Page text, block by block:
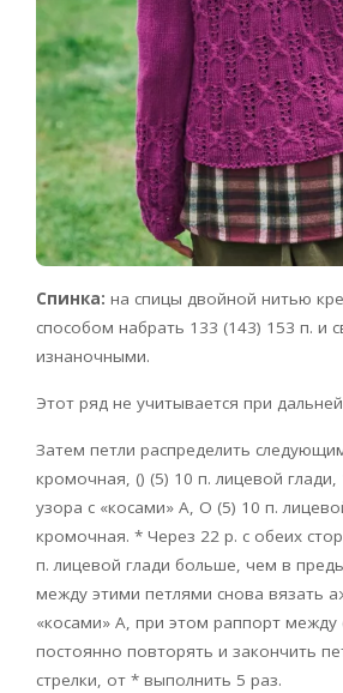
Спинка: на спицы двойной нитью
способом набрать 133 (143) 153 п. и
изнаночными.
Этот ряд не учитывается при
Затем петли распределить
кромочная, () (5) 10 п. лицевой
узора с «косами» А, О (5) 10 п.
кромочная. * Через 22 p. с обеих
п. лицевой глади больше, чем в
между этими петлями снова вязать
«косами» А, при этом раппорт между
постоянно повторять и закончить
стрелки, от * выполнить 5 раз.